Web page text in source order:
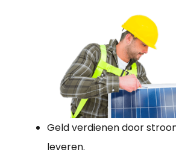
Geld verdienen door
leveren.